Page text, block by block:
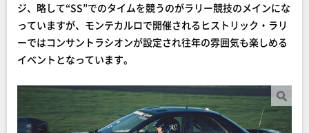
ジ、略して“SS”でのタイムを競うのがラリー競技のメインにな
っていますが、モンテカルロで開催されるヒストリック・ラリ
ーではコンサントラシオンが設定され往年の雰囲気も楽しめる
イベントとなっています。